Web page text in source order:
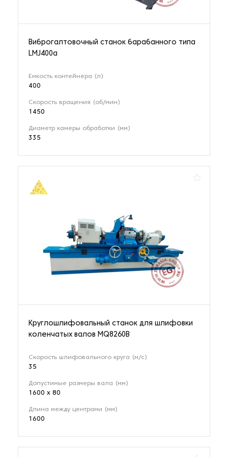
Токарно-винторезные станки
Токарные обрабатывающие центры
74 наименования
Токарные станки с ЧПУ
Фаскосъемные станки
20 наименований
Фрезерные станки
Фрезерные станки для растачивания
19 наименований
Виброгалтовочный станок барабанного типа
LMJ400a
Емкость контейнера (л)
400
Скорость вращения (об/мин)
1450
Диаметр камеры обработки (мм)
335
Круглошлифовальный станок для шлифовки
коленчатых валов MQ8260B
Скорость шлифовального круга (м/с)
35
Допустимые размеры вала (мм)
1600 x 80
Длина между центрами (мм)
1600